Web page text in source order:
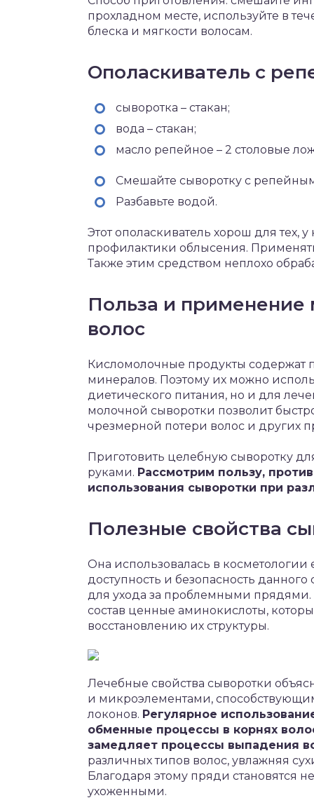
прохладном месте, используйте в
блеска и мягкости волосам.
Ополаскиватель с
сыворотка – стакан;
вода – стакан;
масло репейное – 2 столовые
Смешайте сыворотку с
Разбавьте водой.
Этот ополаскиватель хорош для тех,
профилактики облысения.
Также этим средством неплохо
Польза и применение
волос
Кисломолочные продукты содержат
минералов. Поэтому их можно
диетического питания, но и для
молочной сыворотки позволит
чрезмерной потери волос и других
Приготовить целебную сыворотку
руками. Рассмотрим пользу,
использования сыворотки при
Полезные свойства
Она использовалась в
доступность и безопасность
для ухода за проблемными
состав ценные аминокислоты,
восстановлению их структуры.
Лечебные свойства сыворотки
и микроэлементами,
локонов. Регулярное
обменные процессы в корнях
замедляет процессы выпадения
различных типов волос, увлажняя
Благодаря этому пряди
ухоженными.